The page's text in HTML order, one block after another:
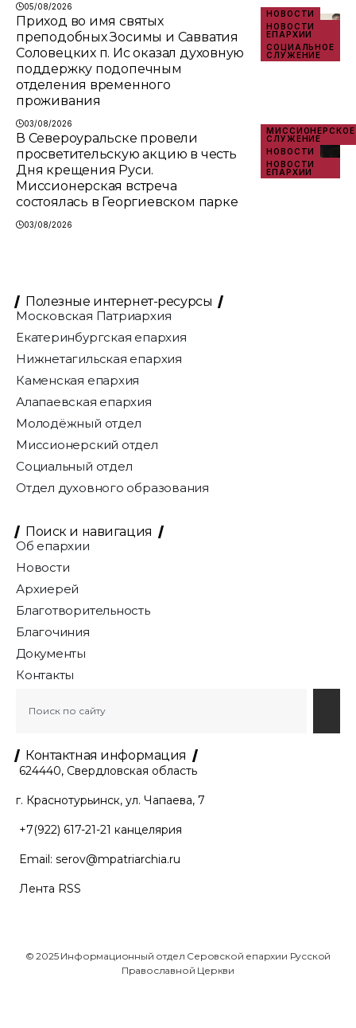
05/08/2026
НОВОСТИ
НОВОСТИ
ЕПАРХИИ
СОЦИАЛЬНОЕ
СЛУЖЕНИЕ
Приход во имя святых
преподобных Зосимы и Савватия
Соловецких п. Ис оказал духовную
поддержку подопечным
отделения временного
проживания
03/08/2026
МИССИОНЕРСКОЕ
СЛУЖЕНИЕ
НОВОСТИ
НОВОСТИ
ЕПАРХИИ
В Североуральске провели
просветительскую акцию в честь
Дня крещения Руси.
Миссионерская встреча
состоялась в Георгиевском парке
03/08/2026
Полезные интернет-ресурсы
Московская Патриархия
Екатеринбургская епархия
Нижнетагильская епархия
Каменская епархия
Алапаевская епархия
Молодёжный отдел
Миссионерский отдел
Социальный отдел
Отдел духовного образования
Поиск и навигация
Об епархии
Новости
Архиерей
Благотворительность
Благочиния
Документы
Контакты
Контактная информация
624440, Свердловская область
г. Краснотурьинск, ул. Чапаева, 7
+7(922) 617-21-21 канцелярия
Email: serov@mpatriarchia.ru
Лента RSS
© 2025 Информационный отдел Серовской епархии Русской
Православной Церкви